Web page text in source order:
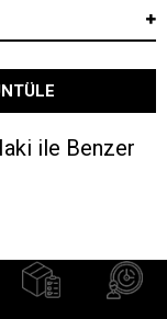
ile Benzer